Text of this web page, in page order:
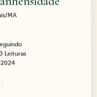
MA
Leituras